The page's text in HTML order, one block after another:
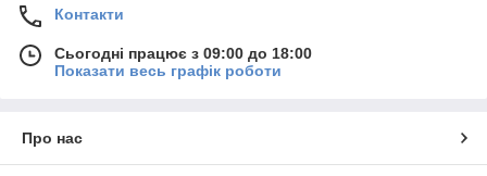
Контакти
Сьогодні працює з 09:00 до 18:00
Показати весь графік роботи
Про нас